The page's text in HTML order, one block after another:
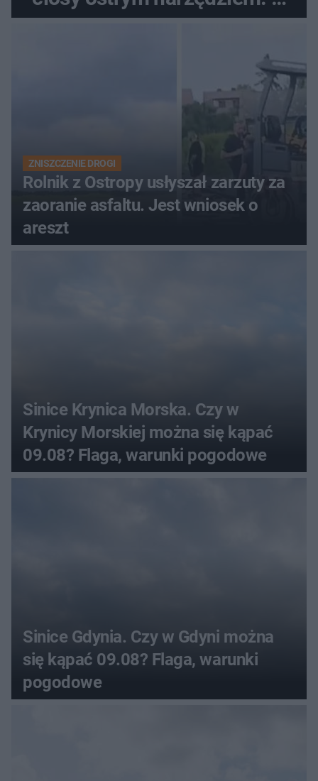
ZNISZCZENIE DROGI
Rolnik z Ostropy usłyszał zarzuty za
zaoranie asfaltu. Jest wniosek o
areszt
Sinice Krynica Morska. Czy w
Krynicy Morskiej można się kąpać
09.08? Flaga, warunki pogodowe
Sinice Gdynia. Czy w Gdyni można
się kąpać 09.08? Flaga, warunki
pogodowe